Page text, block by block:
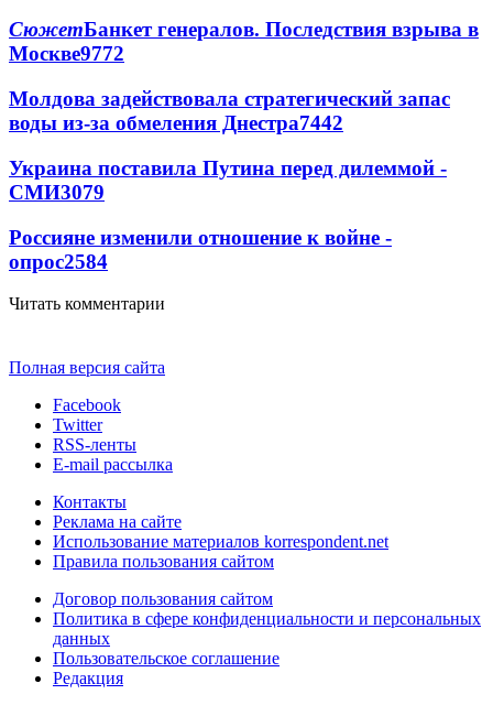
СюжетБанкет генералов. Последствия взрыва в
Москве9772
Молдова задействовала стратегический запас
воды из-за обмеления Днестра7442
Украина поставила Путина перед дилеммой -
СМИ3079
Россияне изменили отношение к войне -
опрос2584
Читать комментарии
Полная версия сайта
Facebook
Twitter
RSS-ленты
E-mail рассылка
Контакты
Реклама на сайте
Использование материалов korrespondent.net
Правила пользования сайтом
Договор пользования сайтом
Политика в сфере конфиденциальности и персональных
данных
Пользовательское соглашение
Редакция